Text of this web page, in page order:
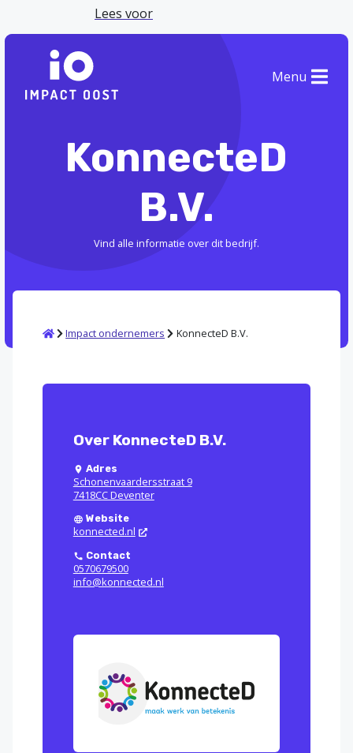
Lees voor
Menu
KonnecteD
B.V.
Vind alle informatie over dit bedrijf.
HomeImpact ondernemers KonnecteD B.V.
Over KonnecteD B.V.
Adres
Schonenvaardersstraat 9
7418CC Deventer
Website
konnected.nl
Contact
0570679500
info@konnected.nl